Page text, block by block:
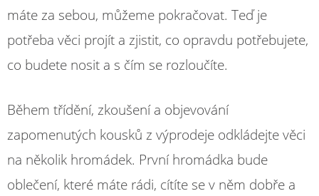
máte za sebou, můžeme pokračovat. Teď je
potřeba věci projít a zjistit, co opravdu potřebujete,
co budete nosit a s čím se rozloučíte.
Během třídění, zkoušení a objevování
zapomenutých kousků z výprodeje odkládejte věci
na několik hromádek. První hromádka bude
oblečení, které máte rádi, cítíte se v něm dobře a